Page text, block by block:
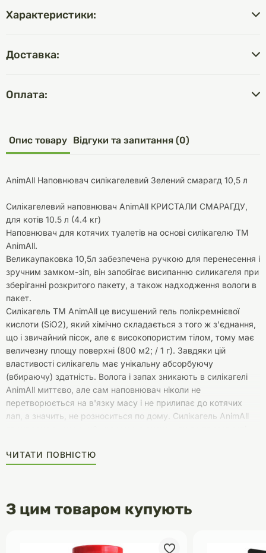
Характеристики:
Доставка:
Оплата:
Опис товару Відгуки та запитання (0)
AnimAll Наповнювач силікагелевий Зелений смарагд 10,5 л
Силікагелевий наповнювач AnimAll КРИСТАЛИ СМАРАГДУ,
для котів 10.5 л (4.4 кг)
Наповнювач для котячих туалетів на основі силікагелю TM
AnimAll.
Великаупаковка 10,5л забезпечена ручкою для перенесення і
зручним замком-зіп, він запобігає висипанню силикагеля при
зберіганні розкритого пакету, а також надходження вологи в
пакет.
Силікагель ТМ AnimAll це висушений гель полікремнієвої
кислоти (SiO2), який хімічно складається з того ж з'єднання,
що і звичайний пісок, але є високопористим тілом, тому має
величезну площу поверхні (800 м2; / 1 г). Завдяки цій
властивості силікагель має унікальну абсорбуючу
(вбираючу) здатність. Волога і запах зникають в силікагелі
AnimAll миттєво, але сам наповнювач ніколи не
перетворюється на в'язку масу і не прилипає до котячих
лап, а значить, не розноситься по дому. Силікагель AnimAll
кількість рідини. Також необхідно відзначити високу
гігієнічність силикагелю AnimAll, який прекрасно
середньому один пакет 3.8 л наповнювача AnimAll
розрахований на один місяць для однієї кішки. На цей час ви
за домашніми тваринами. Інструкція по застосуванню
ЧИТАТИ ПОВНІСТЮ
З цим товаром купують